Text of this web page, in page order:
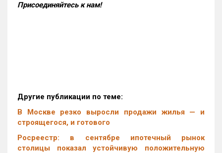
Присоединяйтесь к нам!
Другие публикации по теме:
В Москве резко выросли продажи жилья — и
строящегося, и готового
Росреестр: в сентябре ипотечный рынок
столицы показал устойчивую положительную